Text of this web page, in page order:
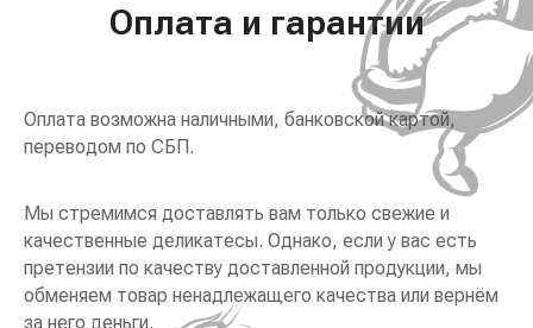
Оплата и гарантии
Оплата возможна наличными, банковской картой,
переводом по СБП.
Мы стремимся доставлять вам только свежие и
качественные деликатесы. Однако, если у вас есть
претензии по качеству доставленной продукции, мы
обменяем товар ненадлежащего качества или вернём
за него деньги.